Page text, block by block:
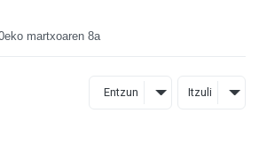
martxoaren 8a
Entzun Itzuli